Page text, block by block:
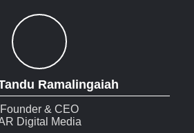
Ramalingaiah
Founder & CEO
Digital Media